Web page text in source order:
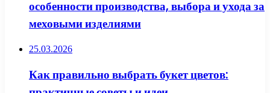
особенности производства, выбора и ухода за
меховыми изделиями
25.03.2026
Как правильно выбрать букет цветов: